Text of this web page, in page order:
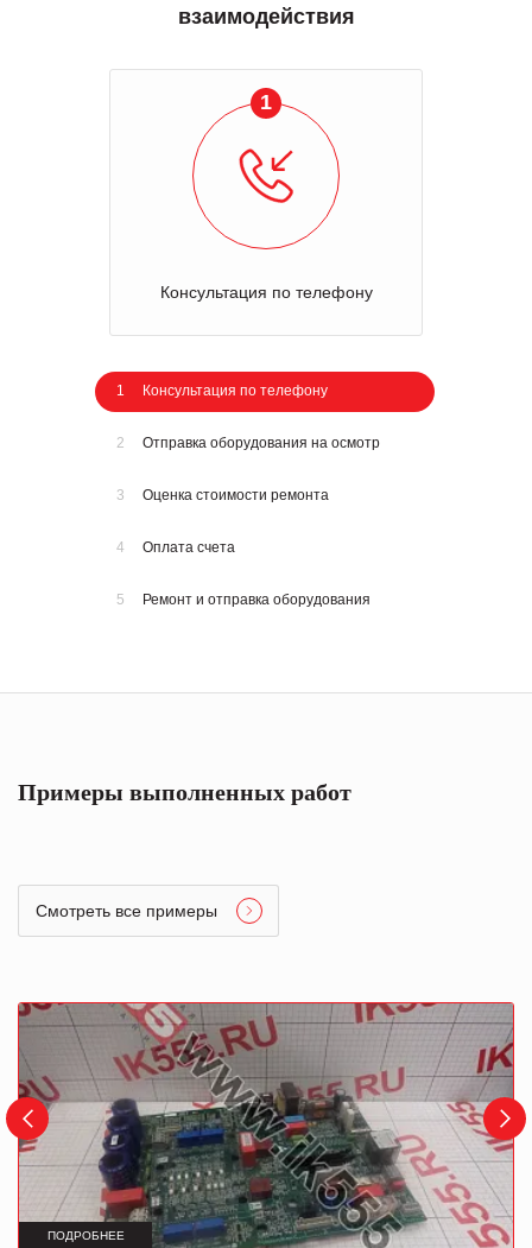
взаимодействия
1
Консультация по телефону
1 Консультация по телефону
2 Отправка оборудования на осмотр
3 Оценка стоимости ремонта
4 Оплата счета
5 Ремонт и отправка оборудования
Примеры выполненных работ
Смотреть все примеры
ПОДРОБНЕЕ